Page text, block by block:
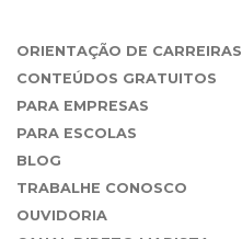
ORIENTAÇÃO DE CARREIRAS
CONTEÚDOS GRATUITOS
PARA EMPRESAS
PARA ESCOLAS
BLOG
TRABALHE CONOSCO
OUVIDORIA